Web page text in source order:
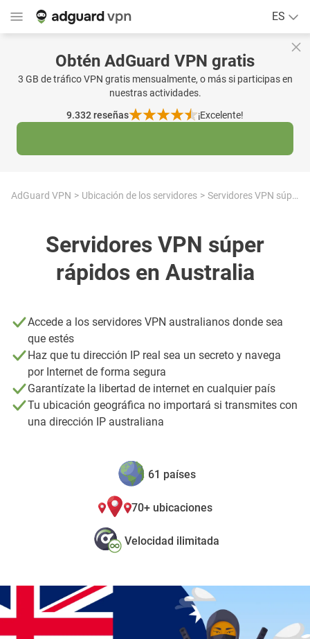
ES
Obtén AdGuard VPN gratis
3 GB de tráfico VPN gratis mensualmente, o más si participas en
nuestras actividades.
9.332reseñas ¡Excelente!
AdGuard VPN Ubicación de los servidores Servidores VPN súper rápidos en Australia
Servidores VPN súper
rápidos en Australia
Accede a los servidores VPN australianos donde sea
que estés
Haz que tu dirección IP real sea un secreto y navega
por Internet de forma segura
Garantízate la libertad de internet en cualquier país
Tu ubicación geográfica no importará si transmites con
una dirección IP australiana
61 países
70+ ubicaciones
Velocidad ilimitada